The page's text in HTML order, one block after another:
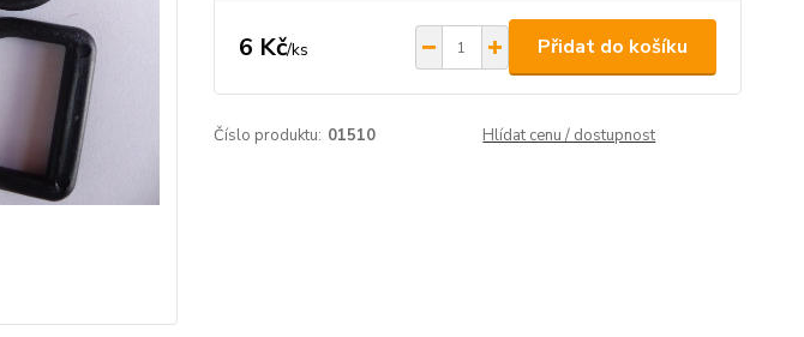
6 Kč/ks Přidat do košíku
Číslo produktu: 01510 Hlídat cenu / dostupnost